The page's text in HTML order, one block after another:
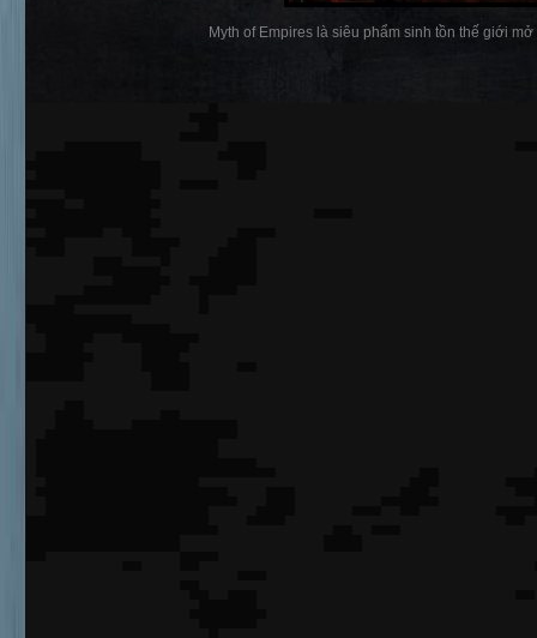
Myth of Empires là siêu phẩm sinh tồn thế giới